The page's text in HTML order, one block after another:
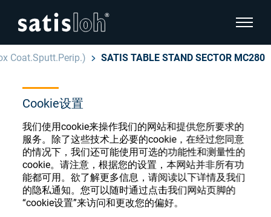
Cookie设置
我们使用cookie来操作我们的网站和提供您所要求的
服务。除了这些技术上必要的cookie，在经过您同意
的情况下，我们还可能使用可选的功能性和测量性的
cookie。请注意，根据您的设置，本网站并非所有功
能都可用。欲了解更多信息，请阅读以下详情及我们
的隐私通知。您可以随时通过点击我们网站页脚的
“cookie设置”来访问和更改您的偏好。
显示页
汉语
眼镜光学
精密光学
隐藏页面导航
English
Deutsch
Español
Français
Coat.Sputt.Perip.) SATIS TABLE STAND SECTOR MC280
眼镜光学耗材商店
注册或登录以访问您的帐户，并了解我们的各
种眼镜光学耗材